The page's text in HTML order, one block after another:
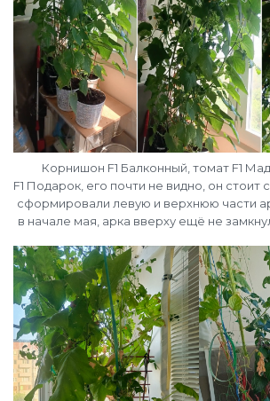
Корнишон F1 Балконный, томат F1
F1 Подарок, его почти не видно, он стоит
сформировали левую и верхнюю части
в начале мая, арка вверху ещё не